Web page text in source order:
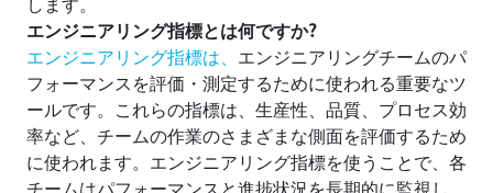
エンジニアリング指標とは何ですか?
エンジニアリング指標は、 エンジニアリングチームのパ
フォーマンスを評価・測定するために使われる重要なツ
ールです。これらの指標は、生産性、品質、プロセス効
率など、チームの作業のさまざまな側面を評価するため
に使われます。エンジニアリング指標を使うことで、各
チームはパフォーマンスと進捗状況を長期的に監視し、